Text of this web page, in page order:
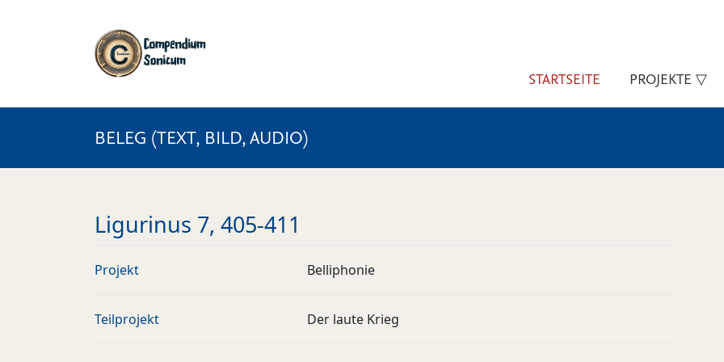
STARTSEITE PROJEKTE ▽
BELEG (TEXT, BILD, AUDIO)
Ligurinus 7, 405-411
Projekt Belliphonie
Teilprojekt Der laute Krieg